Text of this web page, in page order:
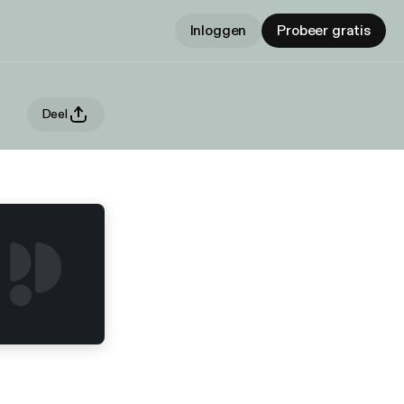
Inloggen Probeer gratis
Deel